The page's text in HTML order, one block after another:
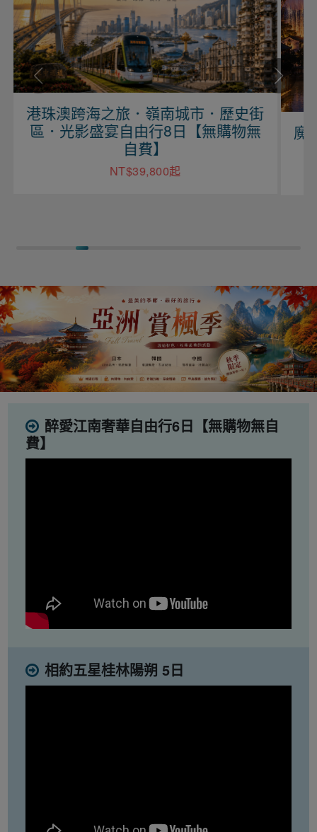
港珠澳跨海之旅．嶺南城市．歷史街
區．光影盛宴自由行8日【無購物無
自費】
NT$39,800起
魔
醉愛江南奢華自由行6日【無購物無自
費】
相約五星桂林陽朔 5日